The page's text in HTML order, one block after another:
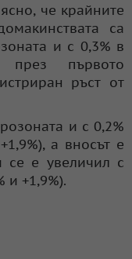
че крайните
са
и с 0,3% в
през първото
ръст от
и с 0,2%
а вносът е
се е увеличил с
и +1,9%).